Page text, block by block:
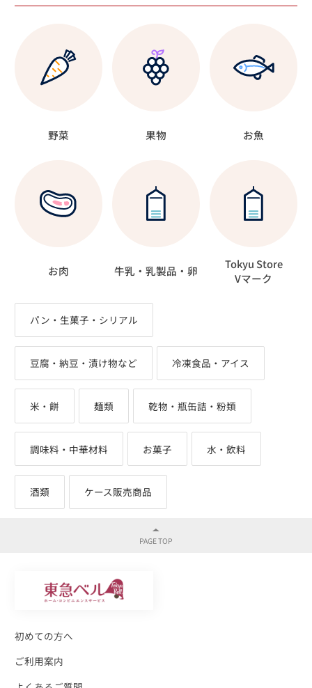
野菜 果物 お魚
お肉 牛乳・乳製品・卵
Tokyu Store
Vマーク
パン・生菓子・シリアル
豆腐・納豆・漬け物など 冷凍食品・アイス
米・餅 麺類 乾物・瓶缶詰・粉類
調味料・中華材料 お菓子 水・飲料
酒類 ケース販売商品
初めての方へ
ご利用案内